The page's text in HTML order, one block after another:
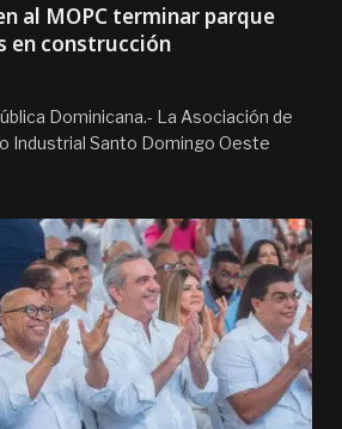
al MOPC terminar parque
en construcción
Dominicana.- La Asociación de
Industrial Santo Domingo Oeste